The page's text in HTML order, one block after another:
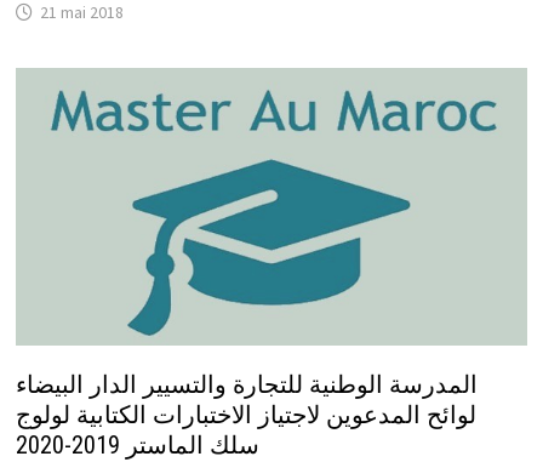
21 mai 2018
المدرسة الوطنية للتجارة والتسيير الدار البيضاء
لوائح المدعوين لاجتياز الاختبارات الكتابية لولوج
سلك الماستر 2019-2020